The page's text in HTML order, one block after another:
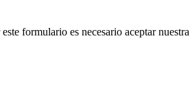
formulario es necesario aceptar